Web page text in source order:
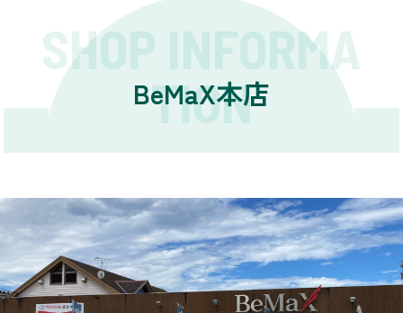
BeMaX本店
SHOP INFORMA
TION